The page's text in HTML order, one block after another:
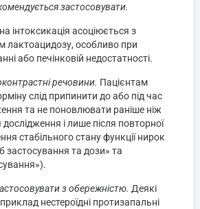
застосовувати.
інтоксикація асоціюється з
лактоацидозу, особливо при
або печінковій недостатності.
речовини. Пацієнтам
слід припинити до або під час
та не поновлювати раніше ніж
дослідження і лише після повторної
стабільного стану функції нирок
застосування та дози» та
з обережністю. Деякі
нестероїдні протизапальні